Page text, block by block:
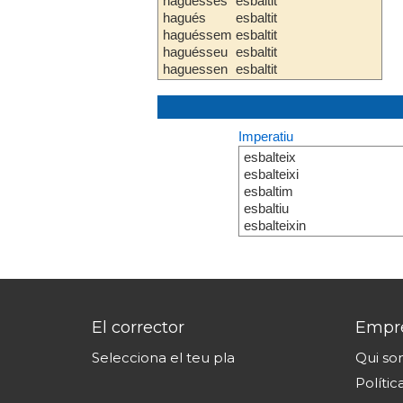
hagués
haguéssem
haguésseu
haguessen
esbaltit
esbaltit
esbaltit
esbaltit
Imperatiu
esbalteix
esbalteixi
esbaltim
esbaltiu
esbalteixin
El corrector
Selecciona el teu pla
Qui